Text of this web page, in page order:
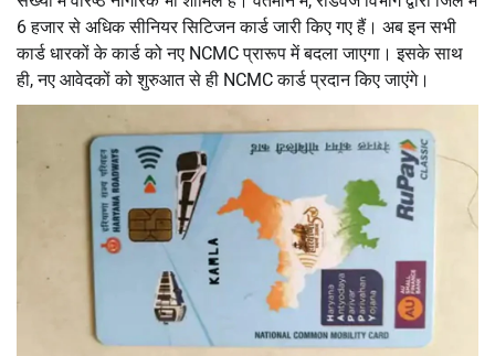
6 हजार से अधिक सीनियर सिटिजन कार्ड जारी किए गए हैं। अब इन सभी
कार्ड धारकों के कार्ड को नए NCMC प्रारूप में बदला जाएगा। इसके साथ
ही, नए आवेदकों को शुरुआत से ही NCMC कार्ड प्रदान किए जाएंगे।